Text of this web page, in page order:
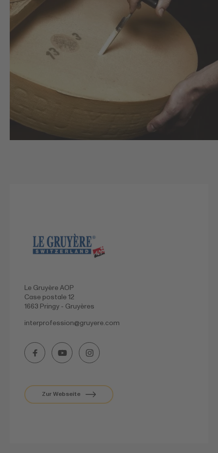
Le Gruyère AOP
Case postale 12
1663 Pringy - Gruyères
interprofession@gruyere.com
Zur Webseite